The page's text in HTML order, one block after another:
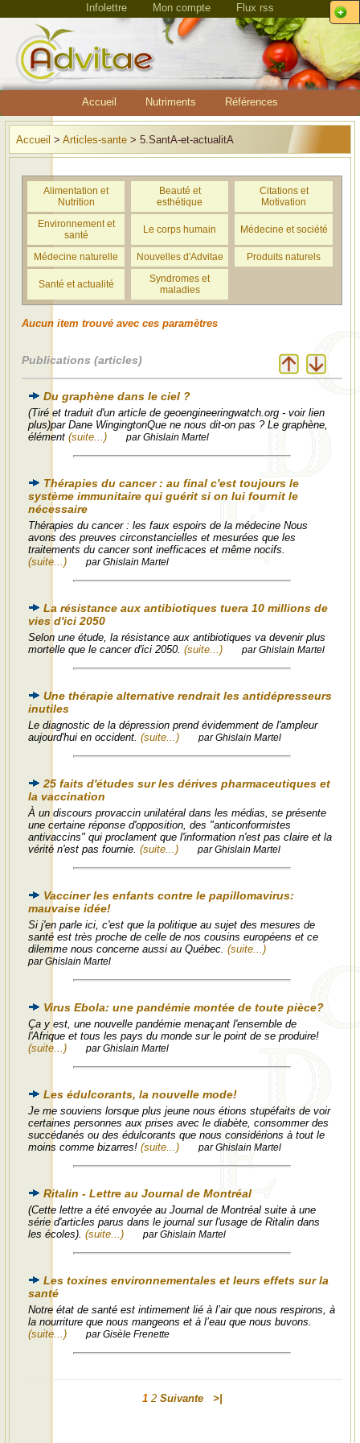
Infolettre Mon compte Flux rss
Accueil Nutriments Références
Accueil > Articles-sante > 5.SantA-et-actualitA
Alimentation et
Nutrition
Beauté et
esthétique
Citations et
Motivation
Environnement et
santé
Le corps humain Médecine et société
Médecine naturelle Nouvelles d'Advitae Produits naturels
Santé et actualité
Syndromes et
maladies
Aucun item trouvé avec ces paramètres
Publications (articles)
Du graphène dans le ciel ?
(Tiré et traduit d'un article de geoengineeringwatch.org - voir lien
plus)par Dane WingingtonQue ne nous dit-on pas ? Le graphène,
élément (suite...) par Ghislain Martel
Thérapies du cancer : au final c'est toujours le
système immunitaire qui guérit si on lui fournit le
nécessaire
Thérapies du cancer : les faux espoirs de la médecine Nous
avons des preuves circonstancielles et mesurées que les
traitements du cancer sont inefficaces et même nocifs.
(suite...)
par Ghislain Martel
La résistance aux antibiotiques tuera 10 millions de
vies d'ici 2050
Selon une étude, la résistance aux antibiotiques va devenir plus
mortelle que le cancer d'ici 2050. (suite...) par Ghislain Martel
Une thérapie alternative rendrait les antidépresseurs
inutiles
Le diagnostic de la dépression prend évidemment de l'ampleur
aujourd'hui en occident. (suite...) par Ghislain Martel
25 faits d'études sur les dérives pharmaceutiques et
la vaccination
À un discours provaccin unilatéral dans les médias, se présente
une certaine réponse d'opposition, des "anticonformistes
antivaccins" qui proclament que l'information n'est pas claire et la
vérité n'est pas fournie. (suite...) par Ghislain Martel
Vacciner les enfants contre le papillomavirus:
mauvaise idée!
Si j'en parle ici, c'est que la politique au sujet des mesures de
santé est très proche de celle de nos cousins européens et ce
dilemme nous concerne aussi au Québec. (suite...)
par Ghislain Martel
Virus Ebola: une pandémie montée de toute pièce?
Ça y est, une nouvelle pandémie menaçant l'ensemble de
l'Afrique et tous les pays du monde sur le point de se produire!
(suite...)
par Ghislain Martel
Les édulcorants, la nouvelle mode!
Je me souviens lorsque plus jeune nous étions stupéfaits de voir
certaines personnes aux prises avec le diabète, consommer des
succédanés ou des édulcorants que nous considérions à tout le
moins comme bizarres! (suite...) par Ghislain Martel
Ritalin - Lettre au Journal de Montréal
(Cette lettre a été envoyée au Journal de Montréal suite à une
série d'articles parus dans le journal sur l'usage de Ritalin dans
les écoles). (suite...) par Ghislain Martel
Les toxines environnementales et leurs effets sur la
santé
Notre état de santé est intimement lié à l’air que nous respirons, à
la nourriture que nous mangeons et à l’eau que nous buvons.
(suite...)
par Gisèle Frenette
1 2 Suivante >|